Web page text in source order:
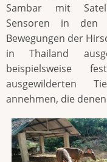
Sambar mit
Sensoren in den
Bewegungen der
in Thailand
beispielsweise
ausgewilderten
annehmen, die